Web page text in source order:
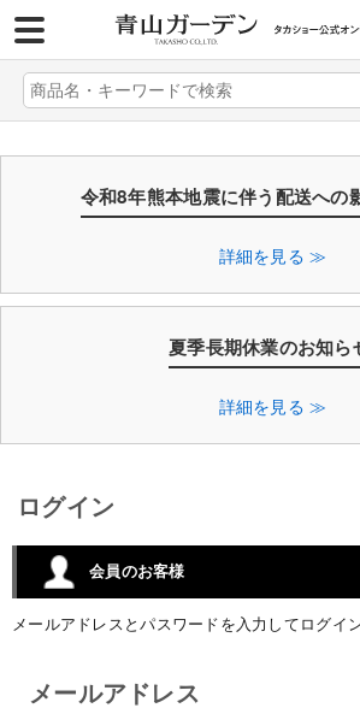
令和8年熊本地震に伴う配送への
詳細を見る ≫
夏季長期休業のお知ら
詳細を見る ≫
ログイン
会員のお客様
メールアドレスとパスワードを入力してログイ
メールアドレス